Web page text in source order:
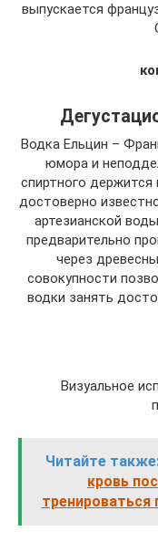
выпускается
Водка Ельцин –
юмора и
спиртного
достоверно
артезианской
предварительно
через
совокупности
водки занять
Визуальное
Читайте
кровь
тренироваться